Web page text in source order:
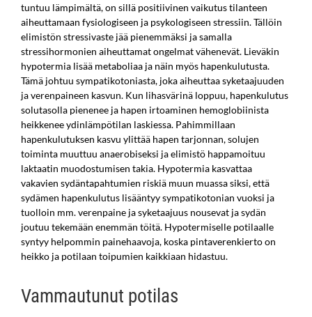
tuntuu lämpimältä, on sillä positiivinen vaikutus tilanteen
aiheuttamaan fysiologiseen ja psykologiseen stressiin. Tällöin
elimistön stressivaste jää pienemmäksi ja samalla
stressihormonien aiheuttamat ongelmat vähenevät. Lieväkin
hypotermia lisää metaboliaa ja näin myös hapenkulutusta.
Tämä johtuu sympatikotoniasta, joka aiheuttaa syketaajuuden
ja verenpaineen kasvun. Kun lihasvärinä loppuu, hapenkulutus
solutasolla pienenee ja hapen irtoaminen hemoglobiinista
heikkenee ydinlämpötilan laskiessa. Pahimmillaan
hapenkulutuksen kasvu ylittää hapen tarjonnan, solujen
toiminta muuttuu anaerobiseksi ja elimistö happamoituu
laktaatin muodostumisen takia. Hypotermia kasvattaa
vakavien sydäntapahtumien riskiä muun muassa siksi, että
sydämen hapenkulutus lisääntyy sympatikotonian vuoksi ja
tuolloin mm. verenpaine ja syketaajuus nousevat ja sydän
joutuu tekemään enemmän töitä. Hypotermiselle potilaalle
syntyy helpommin painehaavoja, koska pintaverenkierto on
heikko ja potilaan toipumien kaikkiaan hidastuu.
Vammautunut potilas